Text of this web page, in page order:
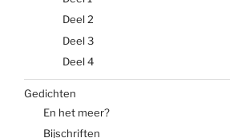
Deel 2
Deel 3
Deel 4
Gedichten
En het meer?
Bijschriften